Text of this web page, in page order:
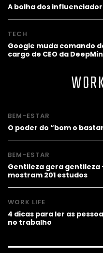
A bolha dos
TECH
Google muda comando
cargo de CEO da
BEM-ESTAR
O poder do “bom o
BEM-ESTAR
Gentileza gera gentileza
mostram 201 estudos
WORK LIFE
4 dicas para ler as
no trabalho